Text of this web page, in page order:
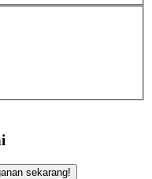
sekarang!